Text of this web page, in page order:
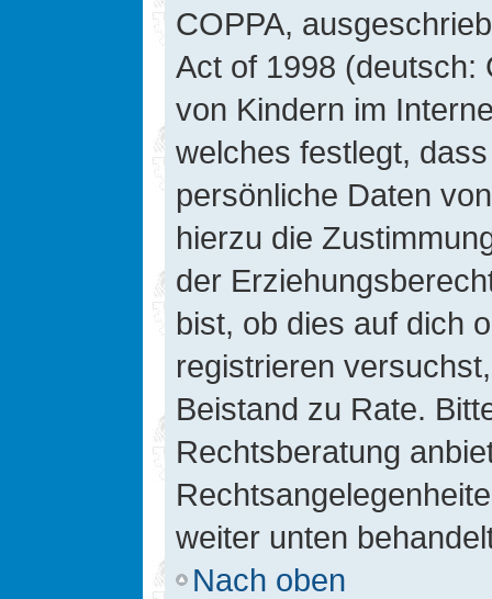
COPPA,
Act of 1998 (deutsch:
von Kindern im
welches festlegt,
persönliche Daten
hierzu die
der
bist, ob dies auf dich
registrieren
Beistand zu Rate.
Rechtsberatung
weiter unten
Nach oben